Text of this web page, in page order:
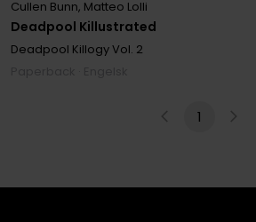
Deadpool Killustrated
Cullen Bunn, Matteo Lolli
Deadpool KillogyVol. 2
1